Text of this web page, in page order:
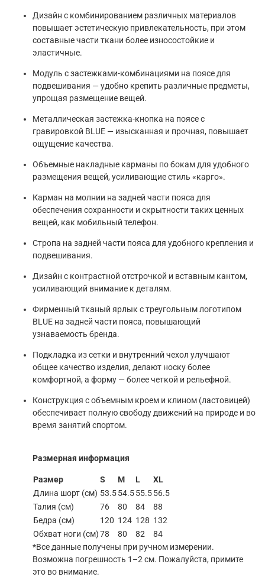
Дизайн с комбинированием различных материалов
повышает эстетическую привлекательность, при этом
составные части ткани более износостойкие и
эластичные.
Модуль с застежками-комбинациями на поясе для
подвешивания — удобно крепить различные предметы,
упрощая размещение вещей.
Металлическая застежка-кнопка на поясе с
гравировкой BLUE — изысканная и прочная, повышает
ощущение качества.
Объемные накладные карманы по бокам для удобного
размещения вещей, усиливающие стиль «карго».
Карман на молнии на задней части пояса для
обеспечения сохранности и скрытности таких ценных
вещей, как мобильный телефон.
Стропа на задней части пояса для удобного крепления и
подвешивания.
Дизайн с контрастной отстрочкой и вставным кантом,
усиливающий внимание к деталям.
Фирменный тканый ярлык с треугольным логотипом
BLUE на задней части пояса, повышающий
узнаваемость бренда.
Подкладка из сетки и внутренний чехол улучшают
общее качество изделия, делают носку более
комфортной, а форму — более четкой и рельефной.
Конструкция с объемным кроем и клином (ластовицей)
обеспечивает полную свободу движений на природе и во
время занятий спортом.
Размерная информация
Размер S M L
XL
Длина шорт (см) 53.554.555.556.5
Талия (см)
76 80 84
88
Бедра (см)
120 124 128 132
Обхват ноги (см)78 80 82
84
*Все данные получены при ручном измерении.
Возможна погрешность 1–2 см. Пожалуйста, примите
это во внимание.